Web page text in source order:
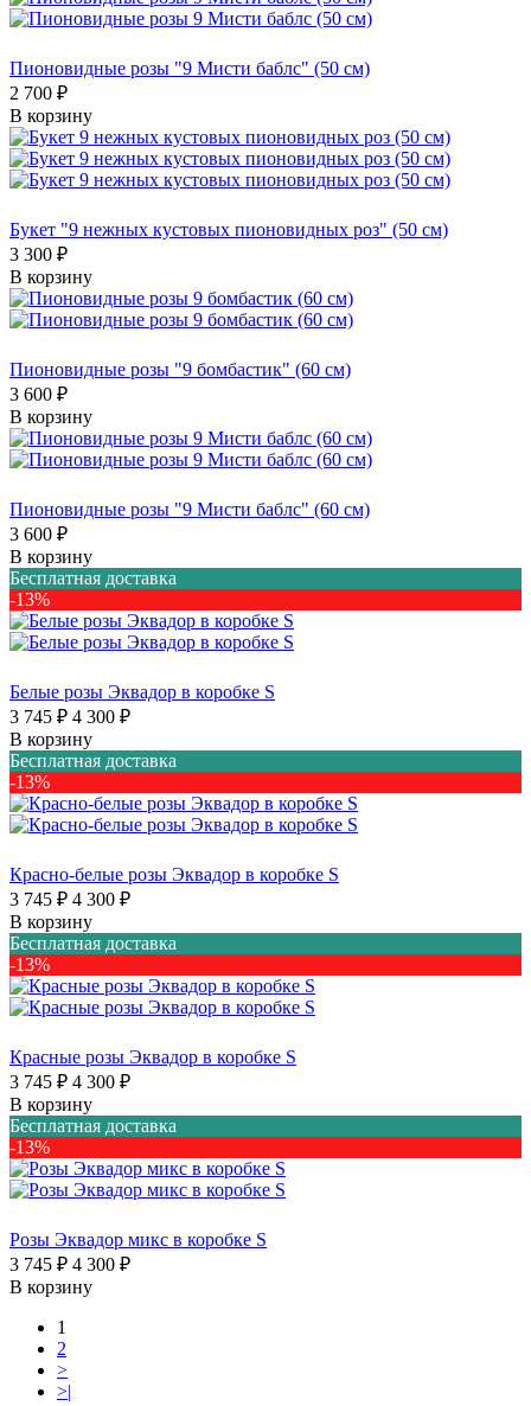
Пионовидные розы "9 Мисти баблс" (50 см)
2 700 ₽
В корзину
Букет "9 нежных кустовых пионовидных роз" (50 см)
3 300 ₽
В корзину
Пионовидные розы "9 бомбастик" (60 см)
3 600 ₽
В корзину
Пионовидные розы "9 Мисти баблс" (60 см)
3 600 ₽
В корзину
Бесплатная доставка
-13%
Белые розы Эквадор в коробке S
3 745 ₽ 4 300 ₽
В корзину
Бесплатная доставка
-13%
Красно-белые розы Эквадор в коробке S
3 745 ₽ 4 300 ₽
В корзину
Бесплатная доставка
-13%
Красные розы Эквадор в коробке S
3 745 ₽ 4 300 ₽
В корзину
Бесплатная доставка
-13%
Розы Эквадор микс в коробке S
3 745 ₽ 4 300 ₽
В корзину
1
2
>
>|